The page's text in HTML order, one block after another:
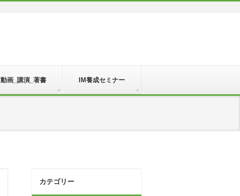
動画_講演_著書 IM養成セミナー
カテゴリー